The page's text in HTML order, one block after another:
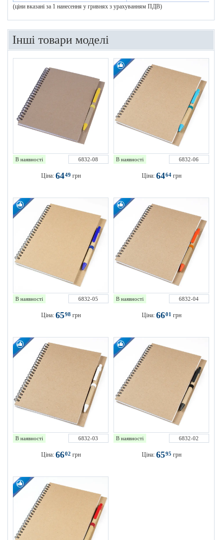
(ціни вказані за 1 нанесення у гривнях з урахуванням ПДВ)
Інші товари моделі
В наявності 6832-08
Ціна: 6449 грн
В наявності 6832-06
Ціна: 6464грн
В наявності 6832-05
Ціна: 6598грн
В наявності 6832-04
Ціна: 6601 грн
В наявності 6832-03
Ціна: 6602 грн
В наявності 6832-02
Ціна: 6595 грн